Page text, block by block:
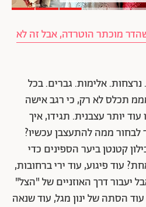
מוכתר הוטרדה, אבל זה לא
אלימות. גברים. בכל
תכלס לא רק, כי רגב אישה
עוד יותר עצבנית. תגידו, איך
ממה להתעצבן עכשיו?
קטנטן ביער הספינים כדי
עוד פיגוע, עוד ירי ברחובות,
יעבור דרך האוזניים של "הצל"
עוד הסתה של ינון מגל, עוד שנאה